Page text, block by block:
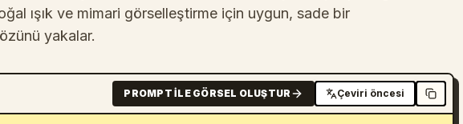
ışık ve mimari görselleştirme için uygun, sade bir
yakalar.
PROMPT ILE GÖRSEL OLUŞTUR Çeviri öncesi